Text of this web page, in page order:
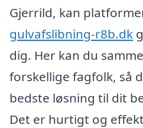
Gjerrild, kan
gulvafslibning-r8b.dk
dig. Her kan du
forskellige fagfolk, så
bedste løsning til dit
Det er hurtigt og